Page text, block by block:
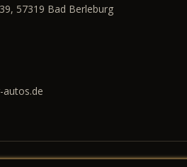
57319 Bad Berleburg
autos.de